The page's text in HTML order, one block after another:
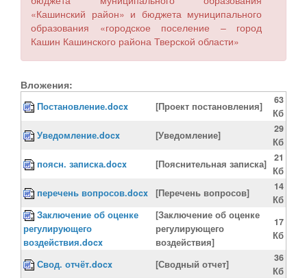
«Кашинский район» и бюджета муниципального
образования «городское поселение – город
Кашин Кашинского района Тверской области»
Вложения:
Постановление.docx [Проект постановления]
63
Кб
Уведомление.docx
[Уведомление]
29
Кб
поясн. записка.docx
[Пояснительная записка]
21
Кб
перечень вопросов.docx
[Перечень вопросов]
14
Кб
Заключение об оценке
регулирующего
воздействия.docx
[Заключение об оценке
регулирующего
воздействия]
17
Кб
Свод. отчёт.docx [Сводный отчет]
36
Кб